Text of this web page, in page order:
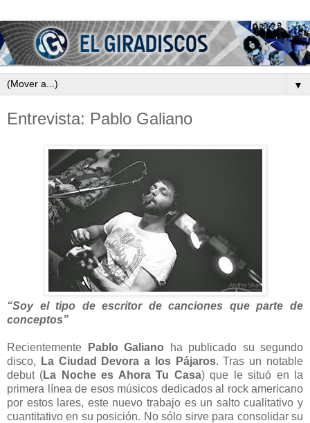
▼
Entrevista: Pablo Galiano
“Soy el tipo de escritor de canciones que parte de
conceptos”
Recientemente Pablo Galiano
ha publicado su segundo
disco,
La Ciudad Devora a los Pájaros. Tras un notable
debut (La Noche es Ahora Tu Casa) que le situó en la
primera línea de esos músicos dedicados al rock americano
por estos lares, este nuevo trabajo es un salto cualitativo y
cuantitativo en su posición. No sólo sirve para consolidar su